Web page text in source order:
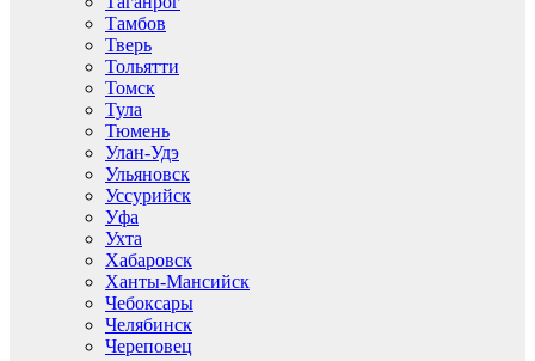
Тамбов
Тверь
Тольятти
Томск
Тула
Тюмень
Улан-Удэ
Ульяновск
Уссурийск
Уфа
Ухта
Хабаровск
Ханты-Мансийск
Чебоксары
Челябинск
Череповец